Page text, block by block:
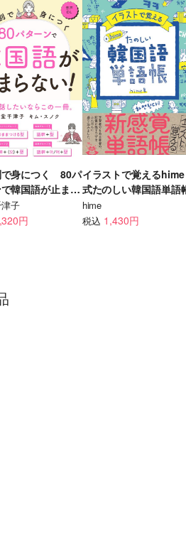
で身につく 80パ
韓国語が止まら
子
円
イラストで覚えるhime
式たのしい韓国語単語
hime
税込 1,430円